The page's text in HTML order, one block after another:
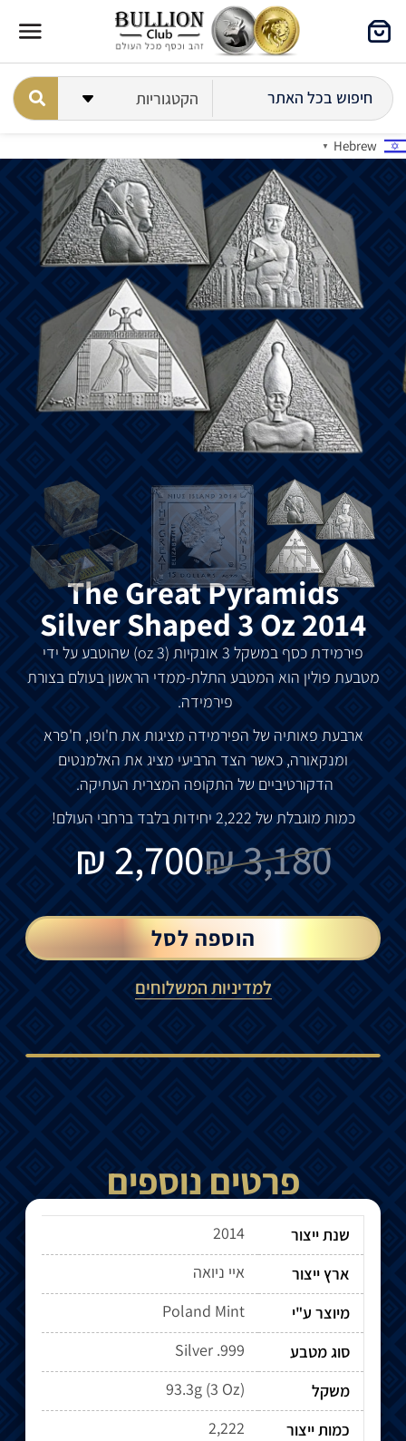
Hebrew
▼
The Great Pyramids
Silver Shaped 3 Oz 2014
פירמידת כסף במשקל 3 אונקיות (3 oz) שהוטבע על ידי
מטבעת פולין הוא המטבע התלת-ממדי הראשון בעולם בצורת
פירמידה.
ארבעת פאותיה של הפירמידה מציגות את ח'ופו, ח'פרא
ומנקאורה, כאשר הצד הרביעי מציג את האלמנטים
הדקורטיביים של התקופה המצרית העתיקה.
כמות מוגבלת של 2,222 יחידות בלבד ברחבי העולם!
3,180
₪
2,700
₪
הוספה לסל
למדיניות המשלוחים
פרטים נוספים
שנת ייצור
2014
ארץ ייצור
איי ניואה
מיוצר ע"י
Poland Mint
סוג מטבע
Silver .999
משקל
93.3g (3 Oz)
כמות ייצור
2,222